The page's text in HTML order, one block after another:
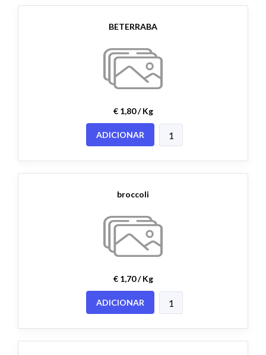
BETERRABA
€ 1,80 / Kg
ADICIONAR
broccoli
€ 1,70 / Kg
ADICIONAR